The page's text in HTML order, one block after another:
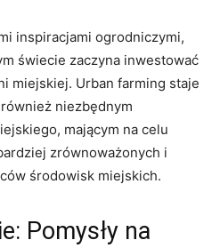
inspiracjami ‌ogrodniczymi,
świecie zaczyna inwestować
miejskiej. Urban farming staje
niezbędnym
mającym na‌ celu
zrównoważonych ⁤i
środowisk miejskich.
Pomysły na